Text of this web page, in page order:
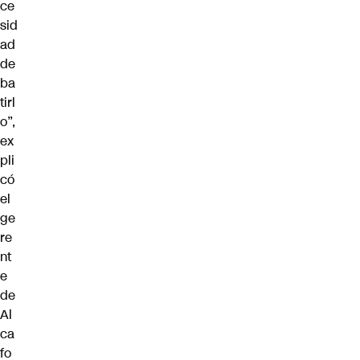
ce
sid
ad
de
ba
tirl
o”,
ex
pli
có
el
ge
re
nt
e
de
Al
ca
fo